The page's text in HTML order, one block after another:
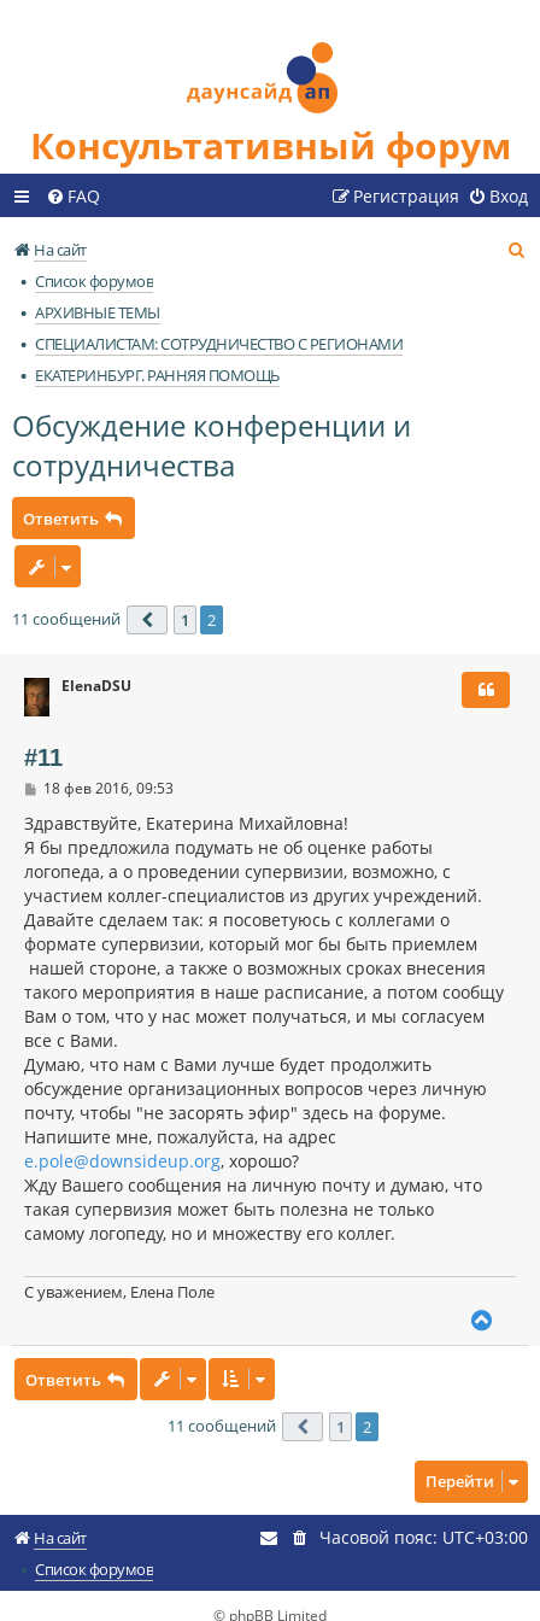
Консультативный форум
FAQ Вход
Регистрация
На сайт
Список форумов
АРХИВНЫЕ ТЕМЫ
СПЕЦИАЛИСТАМ: СОТРУДНИЧЕСТВО С РЕГИОНАМИ
ЕКАТЕРИНБУРГ. РАННЯЯ ПОМОЩЬ
Обсуждение конференции и
сотрудничества
Ответить
11 сообщений Пред.
1 2
ElenaDSU
#11
С
о
б
щ
е
н
и
е
18 фев 2016, 09:53
Здравствуйте, Екатерина Михайловна!
Я бы предложила подумать не об оценке работы
логопеда, а о проведении супервизии, возможно, с
участием коллег-специалистов из других учреждений.
Давайте сделаем так: я посоветуюсь с коллегами о
формате супервизии, который мог бы быть приемлем
нашей стороне, а также о возможных сроках внесения
такого мероприятия в наше расписание, а потом сообщу
Вам о том, что у нас может получаться, и мы согласуем
все с Вами.
Думаю, что нам с Вами лучше будет продолжить
обсуждение организационных вопросов через личную
почту, чтобы "не засорять эфир" здесь на форуме.
Напишите мне, пожалуйста, на адрес
e.pole@downsideup.org, хорошо?
Жду Вашего сообщения на личную почту и думаю, что
такая супервизия может быть полезна не только
самому логопеду, но и множеству его коллег.
С уважением, Елена Поле
с
к
а
Ответить
11 сообщений Пред.
1 2
Перейти
На сайт
Список форумов
Часовой пояс: UTC+03:00
© phpBB Limited